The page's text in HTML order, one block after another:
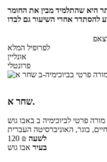
היא שהתלמיד מבין את החומר
לפרופיל המלא
אונליין
פרונטלי
שחר א.
מורה פרטי לביוכימיה ב באבו גוש
בוגר, האוניברסיטה העברית
120 ₪ לשעה
בעיר אבו גוש